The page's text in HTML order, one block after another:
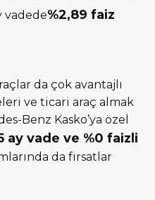
vadede%2,89 faiz
da çok avantajlı
ve ticari araç almak
Benz Kasko’ya özel
vade ve %0 faizli
da fırsatlar